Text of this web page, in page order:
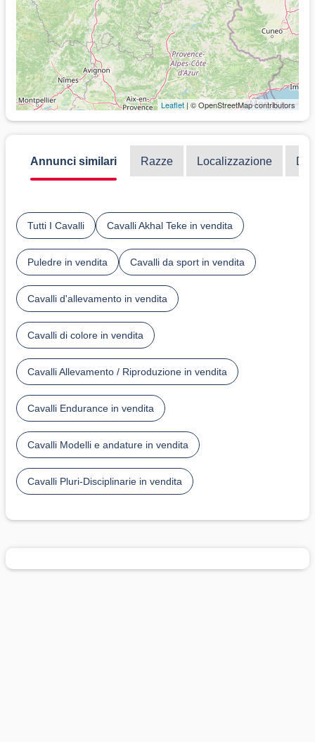
Leaflet | © OpenStreetMap contributors
Annunci similari Razze Localizzazione
Tutti I Cavalli Cavalli Akhal Teke in vendita
Puledre in vendita Cavalli da sport in vendita
Cavalli d'allevamento in vendita
Cavalli di colore in vendita
Cavalli Allevamento / Riproduzione in vendita
Cavalli Endurance in vendita
Cavalli Modelli e andature in vendita
Cavalli Pluri-Disciplinarie in vendita